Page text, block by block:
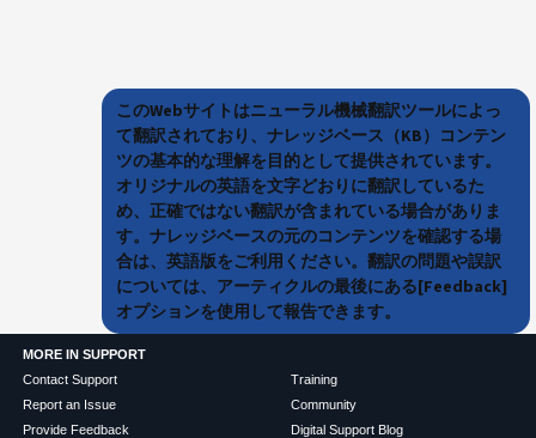
このWebサイトはニューラル機械翻訳ツールによっ
て翻訳されており、ナレッジベース（KB）コンテン
ツの基本的な理解を目的として提供されています。
オリジナルの英語を文字どおりに翻訳しているた
め、正確ではない翻訳が含まれている場合がありま
す。ナレッジベースの元のコンテンツを確認する場
合は、英語版をご利用ください。翻訳の問題や誤訳
については、アーティクルの最後にある[Feedback]
オプションを使用して報告できます。
MORE IN SUPPORT
Contact Support
Report an Issue
Provide Feedback
Training
Community
Digital Support Blog